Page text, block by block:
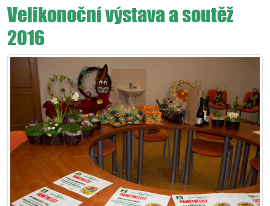
Velikonoční výstava a soutěž
2016